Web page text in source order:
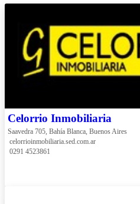
Celorrio Inmobiliaria
Saavedra 705, Bahía Blanca, Buenos Aires
celorrioinmobiliaria.sed.com.ar
0291 4523861